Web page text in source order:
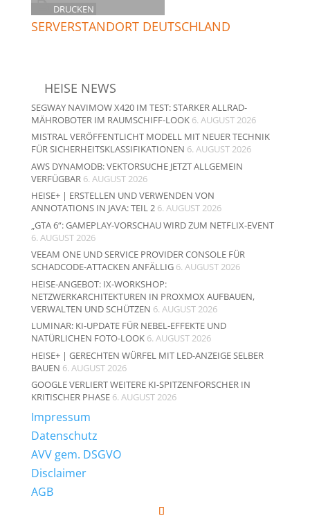
DRUCKEN
SERVERSTANDORT DEUTSCHLAND
HEISE NEWS
SEGWAY NAVIMOW X420 IM TEST: STARKER ALLRAD-
MÄHROBOTER IM RAUMSCHIFF-LOOK 6. AUGUST 2026
MISTRAL VERÖFFENTLICHT MODELL MIT NEUER TECHNIK
FÜR SICHERHEITSKLASSIFIKATIONEN 6. AUGUST 2026
AWS DYNAMODB: VEKTORSUCHE JETZT ALLGEMEIN
VERFÜGBAR 6. AUGUST 2026
HEISE+ | ERSTELLEN UND VERWENDEN VON
ANNOTATIONS IN JAVA: TEIL 2 6. AUGUST 2026
„GTA 6“: GAMEPLAY-VORSCHAU WIRD ZUM NETFLIX-EVENT
6. AUGUST 2026
VEEAM ONE UND SERVICE PROVIDER CONSOLE FÜR
SCHADCODE-ATTACKEN ANFÄLLIG 6. AUGUST 2026
HEISE-ANGEBOT: IX-WORKSHOP:
NETZWERKARCHITEKTUREN IN PROXMOX AUFBAUEN,
VERWALTEN UND SCHÜTZEN 6. AUGUST 2026
LUMINAR: KI-UPDATE FÜR NEBEL-EFFEKTE UND
NATÜRLICHEN FOTO-LOOK 6. AUGUST 2026
HEISE+ | GERECHTEN WÜRFEL MIT LED-ANZEIGE SELBER
BAUEN 6. AUGUST 2026
GOOGLE VERLIERT WEITERE KI-SPITZENFORSCHER IN
KRITISCHER PHASE 6. AUGUST 2026
Impressum
Datenschutz
AVV gem. DSGVO
Disclaimer
AGB